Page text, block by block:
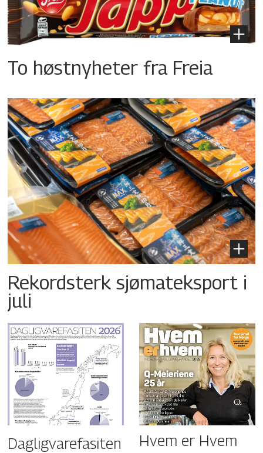
To høstnyheter fra Freia
Rekordsterk sjømateksport i
juli
Dagligvarefasiten Hvem er Hvem